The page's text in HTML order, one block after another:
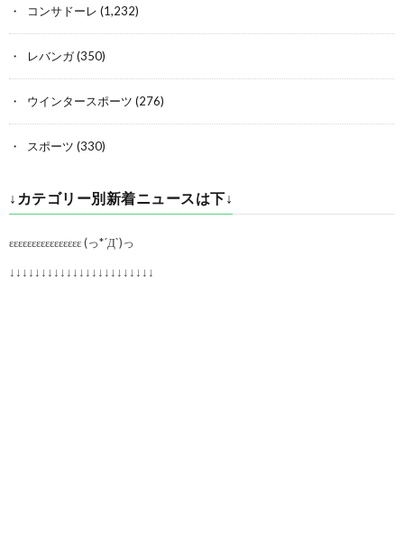
コンサドーレ (1,232)
レバンガ(350)
ウインタースポーツ (276)
スポーツ (330)
↓カテゴリー別新着ニュースは下↓
εεεεεεεεεεεεεεεε (っ*´Д`)っ
↓↓↓↓↓↓↓↓↓↓↓↓↓↓↓↓↓↓↓↓↓↓↓